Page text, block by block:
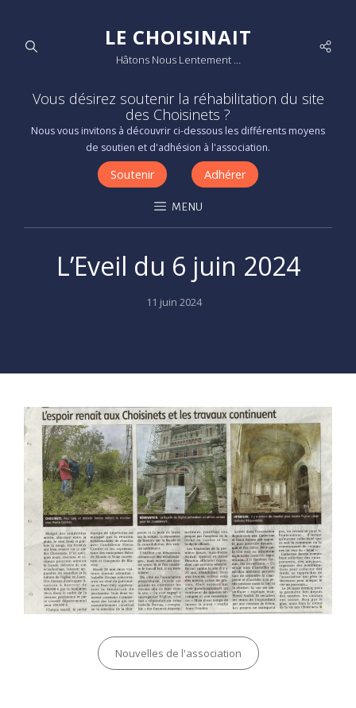
LE CHOISINAIT
Hâtons Nous Lentement …
Vous désirez soutenir la réhabilitation du site
des Choisinets ?
Nous vous invitons à découvrir ci-dessous les différents moyens
de soutien et d'adhésion à l'association.
Soutenir Adhérer
MENU
L’Eveil du 6 juin 2024
Posted
11 juin 2024
Categories
Nouvelles de l'association